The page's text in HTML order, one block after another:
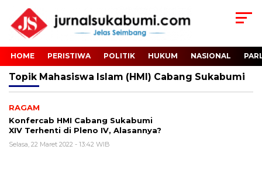
HOME PERISTIWA POLITIK HUKUM NASIONAL
Topik Mahasiswa Islam (HMI) Cabang Sukabumi
RAGAM
Konfercab HMI Cabang Sukabumi
XIV Terhenti di Pleno IV, Alasannya?
Selasa, 22 Maret 2022 - 13:42 WIB